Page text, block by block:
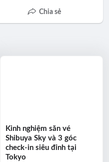
Chia sẻ
Kinh nghiệm săn vé
Shibuya Sky và 3 góc
check-in siêu đỉnh tại
Tokyo